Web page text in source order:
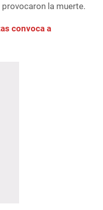
la muerte.
convoca a